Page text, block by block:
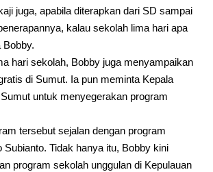
juga, apabila diterapkan dari SD sampai
kalau sekolah lima hari apa
Bobby.
hari sekolah, Bobby juga menyampaikan
di Sumut. Ia pun meminta Kepala
untuk menyegerakan program
tersebut sejalan dengan program
Subianto. Tidak hanya itu, Bobby kini
program sekolah unggulan di Kepulauan